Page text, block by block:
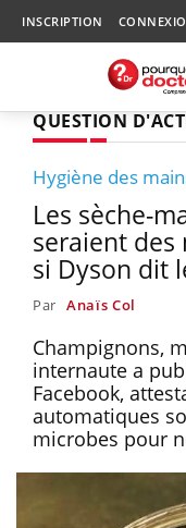
INSCRIPTION
QUESTION
Hygiène des
Les sèche-
seraient des
si Dyson dit
Par Anaïs Col
Champignons,
internaute a
Facebook,
automatiques
microbes pour